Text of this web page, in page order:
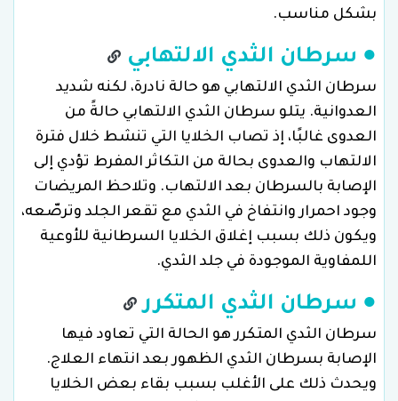
بشكل مناسب.
● سرطان الثدي الالتهابي
سرطان الثدي الالتهابي هو حالة نادرة، لكنه شديد
العدوانية. يتلو سرطان الثدي الالتهابي حالةً من
العدوى غالبًا، إذ تصاب الخلايا التي تنشط خلال فترة
الالتهاب والعدوى بحالة من التكاثر المفرط تؤدي إلى
الإصابة بالسرطان بعد الالتهاب. وتلاحظ المريضات
وجود احمرار وانتفاخ في الثدي مع تقعر الجلد وترصّعه،
ويكون ذلك بسبب إغلاق الخلايا السرطانية للأوعية
اللمفاوية الموجودة في جلد الثدي.
● سرطان الثدي المتكرر
سرطان الثدي المتكرر هو الحالة التي تعاود فيها
الإصابة بسرطان الثدي الظهور بعد انتهاء العلاج.
ويحدث ذلك على الأغلب بسبب بقاء بعض الخلايا